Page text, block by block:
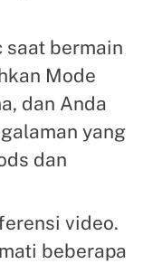
bermain
Mode
dan Anda
yang
dan
video.
beberapa